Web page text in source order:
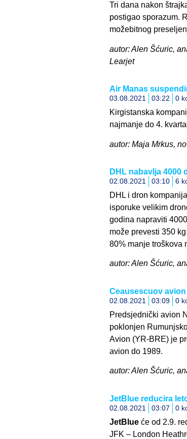
Tri dana nakon
postigao sporazum.
možebitnog
autor: Alen Šćuric,
Learjet
Air Manas
03.08.2021 03:22 0
Kirgistanska
najmanje do 4.
autor: Maja Mrkus,
DHL nabavlja 4000
02.08.2021 03:10 6
DHL i dron
isporuke velikim
godina napraviti
može prevesti 350
80% manje troškova
autor: Alen Šćuric,
Ceausescuov
02.08.2021 03:09 0
Predsjednički avion
poklonjen
Avion (YR-BRE) je
avion do 1989.
autor: Alen Šćuric,
JetBlue reducira
02.08.2021 03:07 0
JetBlueće od 2.9.
JFK – London